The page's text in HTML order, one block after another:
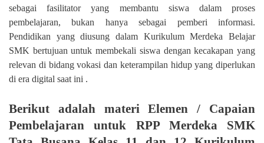
sebagai fasilitator yang membantu siswa dalam proses
pembelajaran, bukan hanya sebagai pemberi informasi.
Pendidikan yang diusung dalam Kurikulum Merdeka Belajar
SMK bertujuan untuk membekali siswa dengan kecakapan yang
relevan di bidang vokasi dan keterampilan hidup yang diperlukan
di era digital saat ini .
Berikut adalah materi Elemen / Capaian
Pembelajaran untuk RPP Merdeka SMK